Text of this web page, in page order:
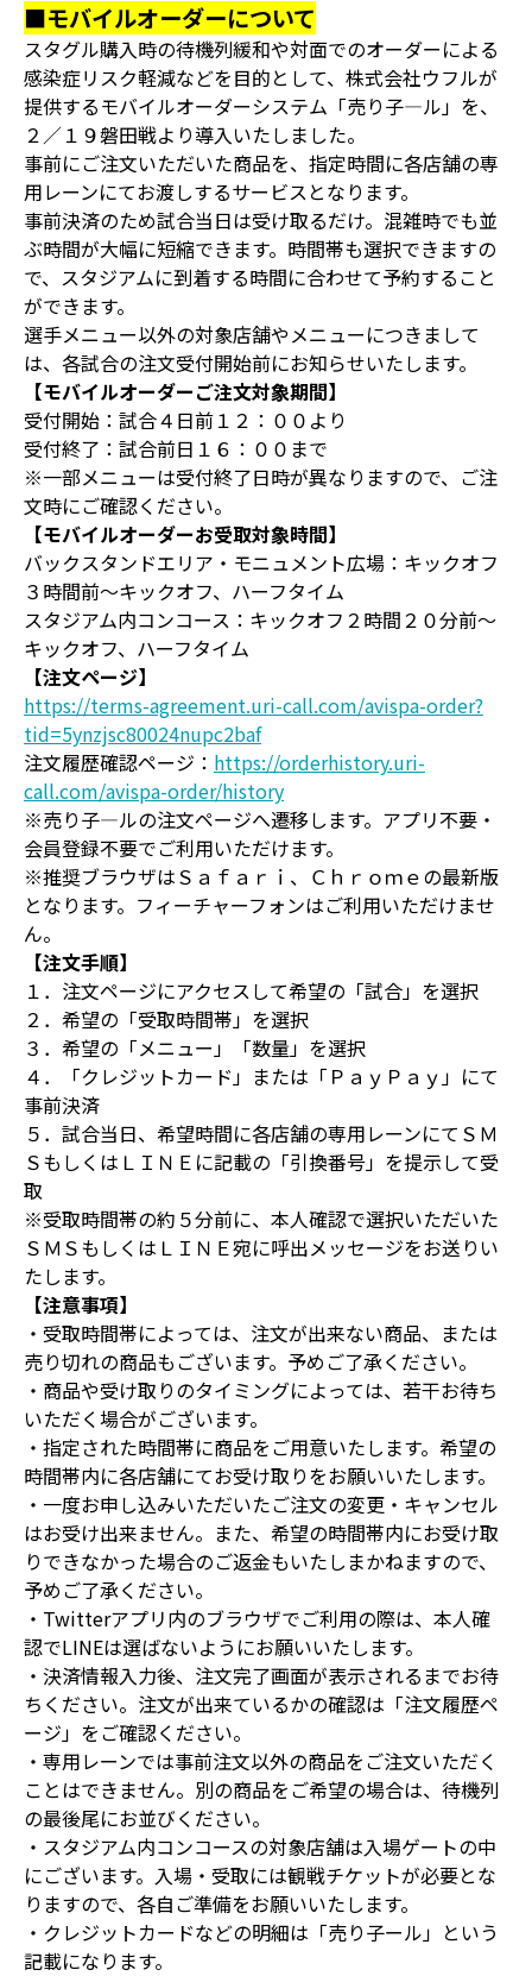
■モバイルオーダーについて
スタグル購入時の待機列緩和や対面でのオーダーによる
感染症リスク軽減などを目的として、株式会社ウフルが
提供するモバイルオーダーシステム「売り子―ル」を、
２／１９磐田戦より導入いたしました。
事前にご注文いただいた商品を、指定時間に各店舗の専
用レーンにてお渡しするサービスとなります。
事前決済のため試合当日は受け取るだけ。混雑時でも並
ぶ時間が大幅に短縮できます。時間帯も選択できますの
で、スタジアムに到着する時間に合わせて予約すること
ができます。
選手メニュー以外の対象店舗やメニューにつきまして
は、各試合の注文受付開始前にお知らせいたします。
【モバイルオーダーご注文対象期間】
受付開始：試合４日前１２：００より
受付終了：試合前日１６：００まで
※一部メニューは受付終了日時が異なりますので、ご注
文時にご確認ください。
【モバイルオーダーお受取対象時間】
バックスタンドエリア・モニュメント広場：キックオフ
３時間前～キックオフ、ハーフタイム
スタジアム内コンコース：キックオフ２時間２０分前～
キックオフ、ハーフタイム
【注文ページ】
https://terms-agreement.uri-call.com/avispa-order?
tid=5ynzjsc80024nupc2baf
注文履歴確認ページ： https://orderhistory.uri-
call.com/avispa-order/history
※売り子―ルの注文ページへ遷移します。アプリ不要・
会員登録不要でご利用いただけます。
※推奨ブラウザはＳａｆａｒｉ、Ｃｈｒｏｍｅの最新版
となります。フィーチャーフォンはご利用いただけませ
ん。
【注文手順】
１．注文ページにアクセスして希望の「試合」を選択
２．希望の「受取時間帯」を選択
３．希望の「メニュー」「数量」を選択
４．「クレジットカード」または「ＰａｙＰａｙ」にて
事前決済
５．試合当日、希望時間に各店舗の専用レーンにてＳＭ
ＳもしくはＬＩＮＥに記載の「引換番号」を提示して受
取
※受取時間帯の約５分前に、本人確認で選択いただいた
ＳＭＳもしくはＬＩＮＥ宛に呼出メッセージをお送りい
たします。
【注意事項】
・受取時間帯によっては、注文が出来ない商品、または
売り切れの商品もございます。予めご了承ください。
・商品や受け取りのタイミングによっては、若干お待ち
いただく場合がございます。
・指定された時間帯に商品をご用意いたします。希望の
時間帯内に各店舗にてお受け取りをお願いいたします。
・一度お申し込みいただいたご注文の変更・キャンセル
はお受け出来ません。また、希望の時間帯内にお受け取
りできなかった場合のご返金もいたしまかねますので、
予めご了承ください。
・Twitterアプリ内のブラウザでご利用の際は、本人確
認でLINEは選ばないようにお願いいたします。
・決済情報入力後、注文完了画面が表示されるまでお待
ちください。注文が出来ているかの確認は「注文履歴ペ
ージ」をご確認ください。
・専用レーンでは事前注文以外の商品をご注文いただく
ことはできません。別の商品をご希望の場合は、待機列
の最後尾にお並びください。
・スタジアム内コンコースの対象店舗は入場ゲートの中
にございます。入場・受取には観戦チケットが必要とな
りますので、各自ご準備をお願いいたします。
・クレジットカードなどの明細は「売り子ール」という
記載になります。